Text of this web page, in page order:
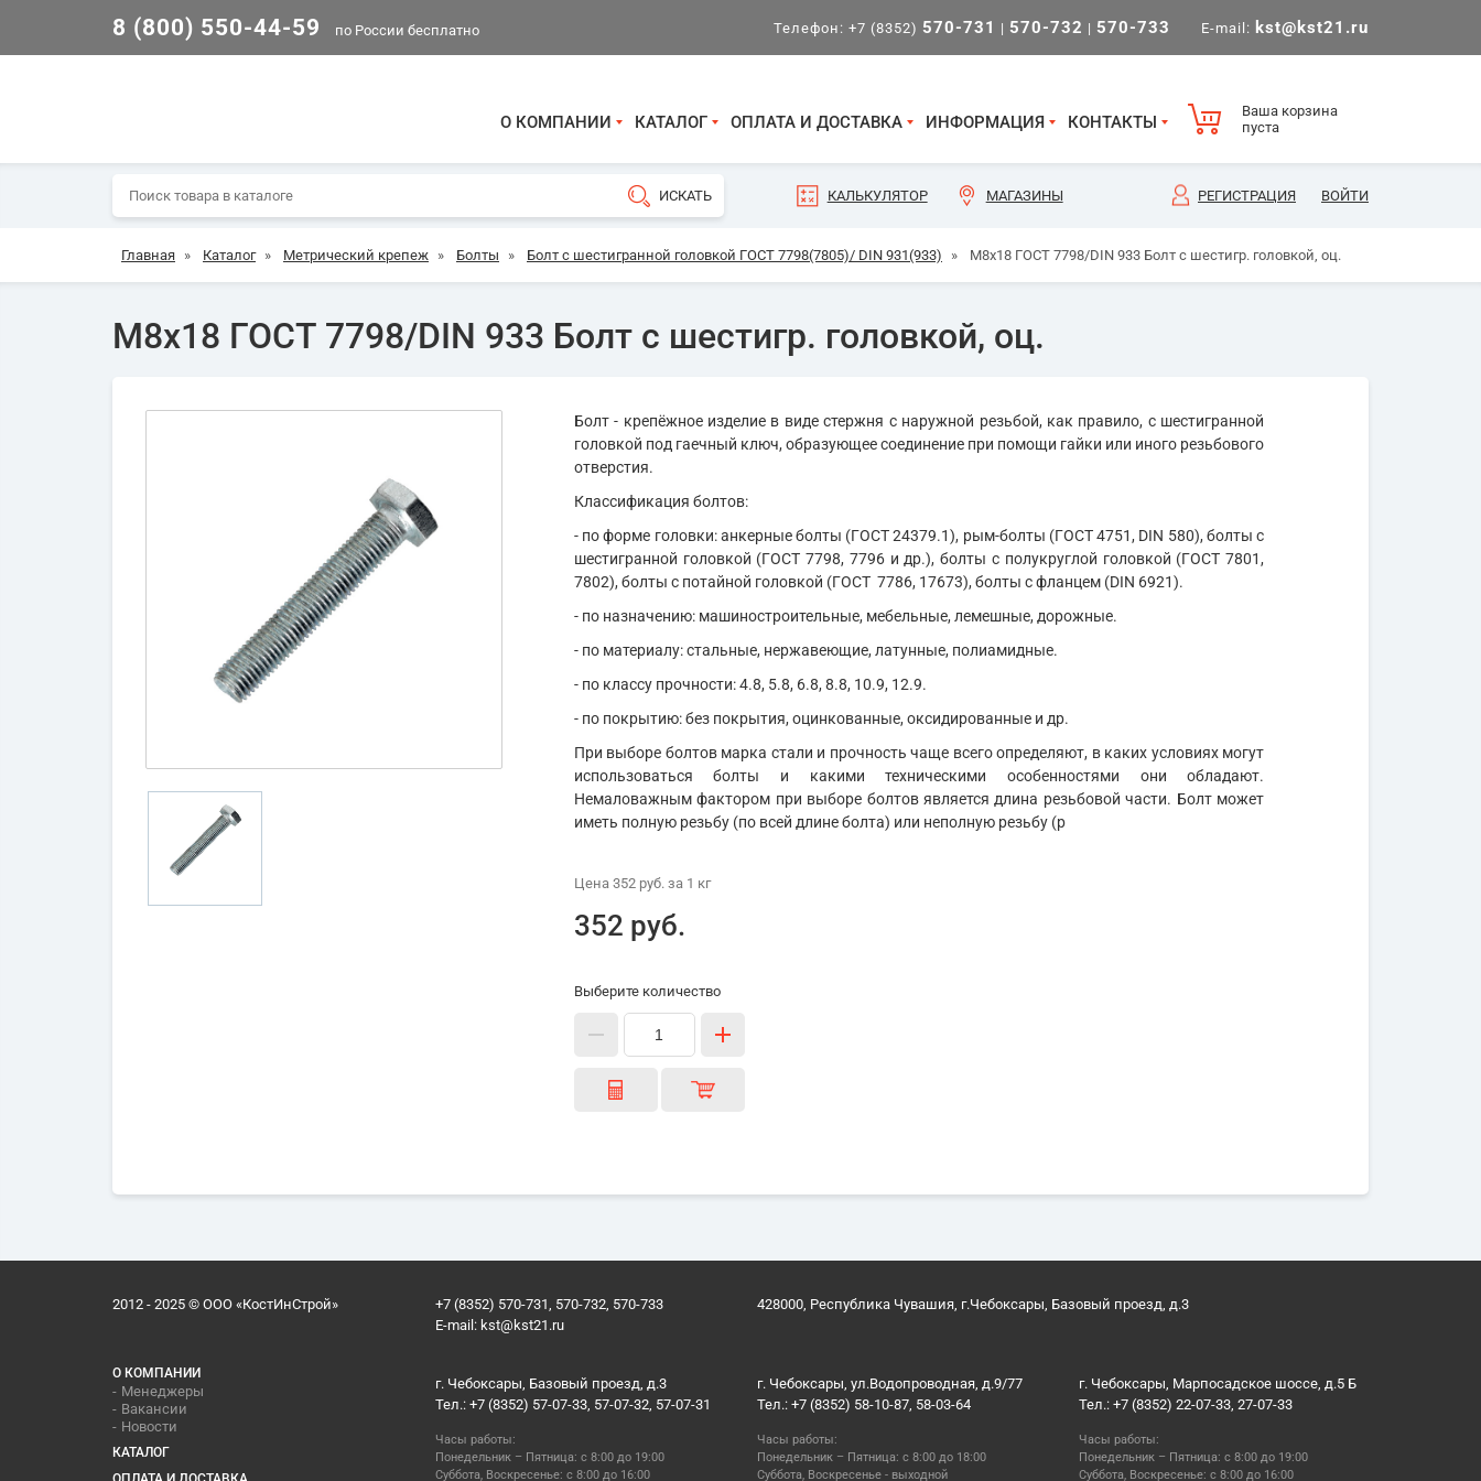
8 (800) 550-44-59 по России бесплатно Телефон: +7 (8352) 570-731 | 570-732 | 570-733 E-mail: kst@kst21.ru
О КОМПАНИИ КАТАЛОГ ОПЛАТА И ДОСТАВКА ИНФОРМАЦИЯ КОНТАКТЫ
Ваша корзина
пуста
КАЛЬКУЛЯТОР МАГАЗИНЫ РЕГИСТРАЦИЯ ВОЙТИ
Главная » Каталог » Метрический крепеж » Болты » Болт с шестигранной головкой ГОСТ 7798(7805)/ DIN 931(933) » М8х18 ГОСТ 7798/DIN 933 Болт с шестигр. головкой, оц.
М8х18 ГОСТ 7798/DIN 933 Болт с шестигр. головкой, оц.
Болт - крепёжное изделие в виде стержня с наружной резьбой, как правило, с шестигранной
головкой под гаечный ключ, образующее соединение при помощи гайки или иного резьбового
отверстия.
Классификация болтов:
- по форме головки: анкерные болты (ГОСТ 24379.1), рым-болты (ГОСТ 4751, DIN 580), болты с
шестигранной головкой (ГОСТ 7798, 7796 и др.), болты с полукруглой головкой (ГОСТ 7801,
7802), болты с потайной головкой (ГОСТ 7786, 17673), болты с фланцем (DIN 6921).
- по назначению: машиностроительные, мебельные, лемешные, дорожные.
- по материалу: стальные, нержавеющие, латунные, полиамидные.
- по классу прочности: 4.8, 5.8, 6.8, 8.8, 10.9, 12.9.
- по покрытию: без покрытия, оцинкованные, оксидированные и др.
При выборе болтов марка стали и прочность чаще всего определяют, в каких условиях могут
использоваться болты и какими техническими особенностями они обладают.
Немаловажным фактором при выборе болтов является длина резьбовой части. Болт может
иметь полную резьбу (по всей длине болта) или неполную резьбу (р
Цена 352 руб.за 1 кг
352 руб.
Выберите количество
2012 - 2025 © ООО «КостИнСтрой»
+7 (8352) 570-731, 570-732, 570-733
E-mail: kst@kst21.ru
428000, Республика Чувашия, г.Чебоксары, Базовый проезд, д.3
О КОМПАНИИ
Менеджеры
Вакансии
Новости
КАТАЛОГ
г. Чебоксары, Базовый проезд, д.3
Тел.: +7 (8352) 57-07-33, 57-07-32, 57-07-31
Часы работы:
Понедельник – Пятница: с 8:00 до 19:00
Суббота, Воскресенье: с 8:00 до 16:00
г. Чебоксары, ул.Водопроводная, д.9/77
Тел.: +7 (8352) 58-10-87, 58-03-64
Часы работы:
Понедельник – Пятница: с 8:00 до 18:00
Суббота, Воскресенье - выходной
г. Чебоксары, Марпосадское шоссе, д.5 Б
Тел.: +7 (8352) 22-07-33, 27-07-33
Часы работы:
Понедельник – Пятница: с 8:00 до 19:00
Суббота, Воскресенье: с 8:00 до 16:00